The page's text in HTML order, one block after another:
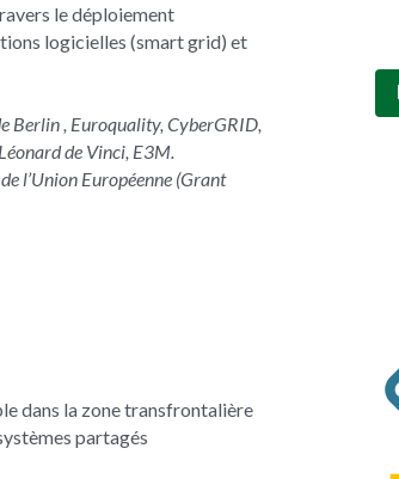
le déploiement
logicielles (smart grid) et
Berlin , Euroquality, CyberGRID,
de Vinci, E3M.
l’Union Européenne (Grant
dans la zone transfrontalière
partagés